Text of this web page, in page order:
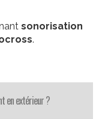
sonorisation
.
en extérieur ?